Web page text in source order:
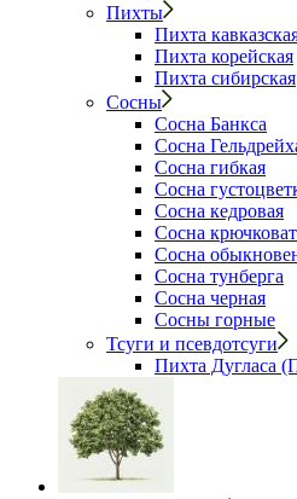
Пихты
Пихта
Пихта корейская
Пихта сибирская
Сосны
Сосна Банкса
Сосна
Сосна гибкая
Сосна
Сосна кедровая
Сосна
Сосна
Сосна тунберга
Сосна черная
Сосны горные
Тсуги и псевдотсуги
Пихта Дугласа